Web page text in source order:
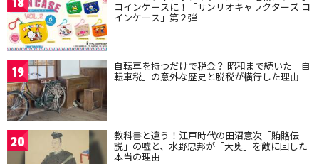
コインケースに！「サンリオキャラクターズ コ
インケース」第２弾
19 自転車を持つだけで税金？ 昭和まで続いた「自
転車税」の意外な歴史と脱税が横行した理由
20 教科書と違う！江戸時代の田沼意次「賄賂伝
説」の嘘と、水野忠邦が「大奥」を敵に回した
本当の理由